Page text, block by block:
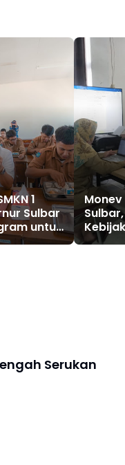
1
Sulbar
untuk
Anak
Monev
dan
Serukan